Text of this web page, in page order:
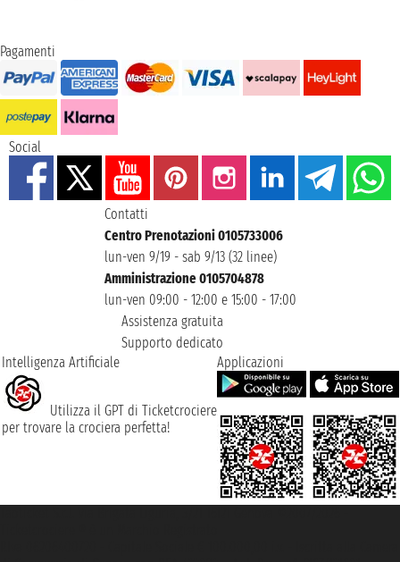
Pagamenti
Social
Contatti
Centro Prenotazioni 0105733006
lun-ven 9/19 - sab 9/13 (32 linee)
Amministrazione 0105704878
lun-ven 09:00 - 12:00 e 15:00 - 17:00
Assistenza gratuita
Supporto dedicato
Intelligenza Artificiale
Utilizza il GPT di Ticketcrociere
per trovare la crociera perfetta!
Applicazioni